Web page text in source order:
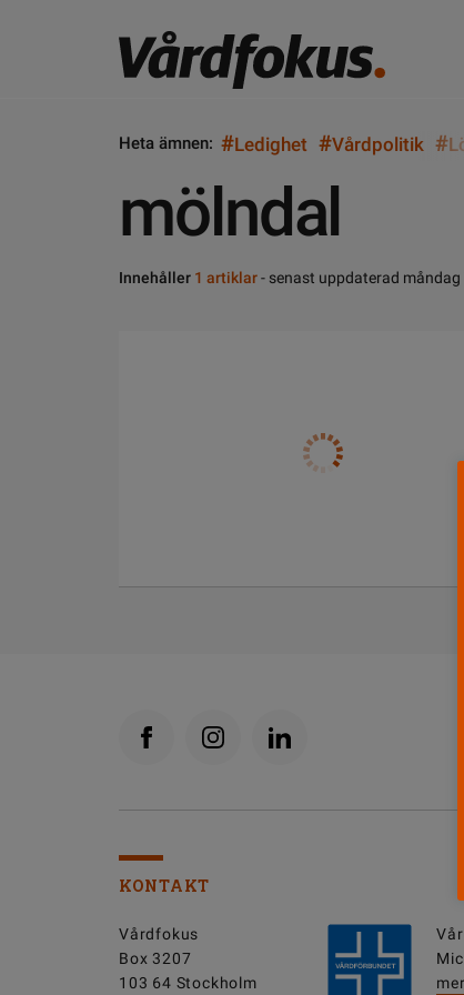
Heta ämnen: #Ledighet #Vårdpolitik #
mölndal
Innehåller 1 artiklar- senast uppdaterad
KONTAKT
Vårdfokus
Box 3207
103 64 Stockholm